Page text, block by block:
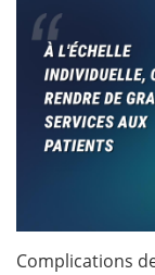
Complications